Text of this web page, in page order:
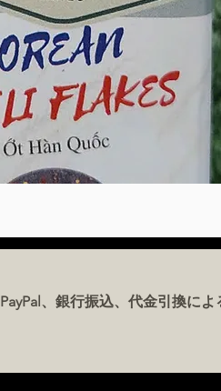
PayPal、銀行振込、代金引換に